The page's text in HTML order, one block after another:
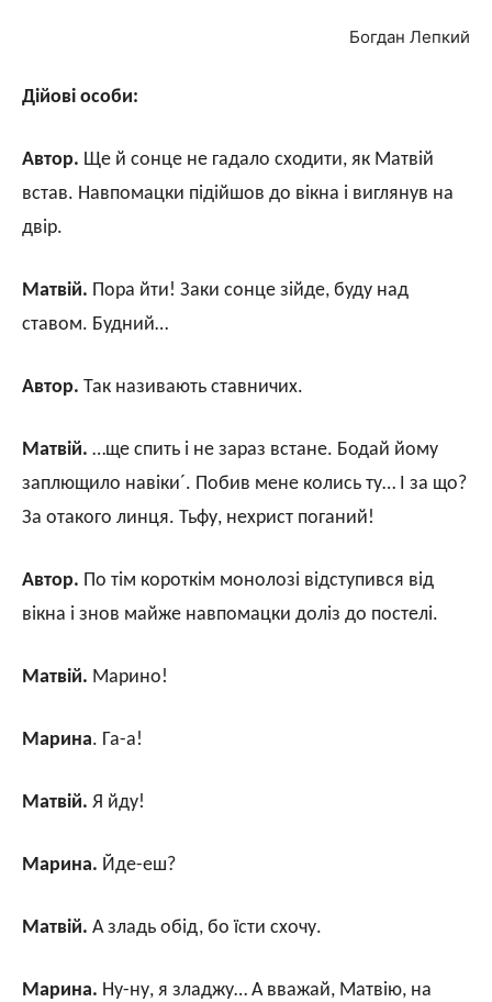
Богдан Лепкий
Дійові особи:
Автор. Ще й сонце не гадало сходити, як Матвій
встав. Навпомацки підійшов до вікна і виглянув на
двір.
Матвій. Пора йти! Заки сонце зійде, буду над
ставом. Будний…
Автор. Так називають ставничих.
Матвій. …ще спить і не зараз встане. Бодай йому
заплющило навіки´. Побив мене колись ту… І за що?
За отакого линця. Тьфу, нехрист поганий!
Автор. По тім короткім монолозі відступився від
вікна і знов майже навпомацки доліз до постелі.
Матвій. Марино!
Марина. Га-а!
Матвій. Я йду!
Марина. Йде-еш?
Матвій. А зладь обід, бо їсти схочу.
Марина. Ну-ну, я зладжу… А вважай, Матвію, на